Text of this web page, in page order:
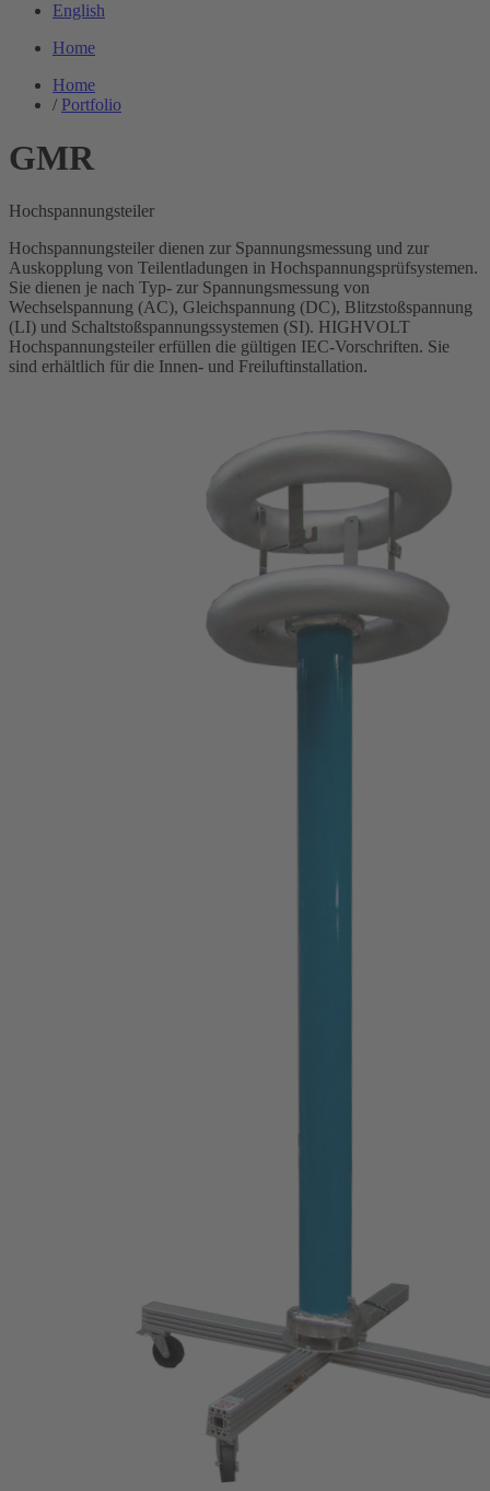
English
Home
Home
/ Portfolio
GMR
Hochspannungsteiler
Hochspannungsteiler dienen zur Spannungsmessung und zur
Auskopplung von Teilentladungen in Hochspannungsprüfsystemen.
Sie dienen je nach Typ- zur Spannungsmessung von
Wechselspannung (AC), Gleichspannung (DC), Blitzstoßspannung
(LI) und Schaltstoßspannungssystemen (SI). HIGHVOLT
Hochspannungsteiler erfüllen die gültigen IEC-Vorschriften. Sie
sind erhältlich für die Innen- und Freiluftinstallation.